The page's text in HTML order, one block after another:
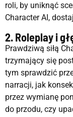
roli, by uniknąć
Character AI,
2. Roleplay i
Prawdziwą siłą
trzymający się
tym sprawdzić
narracji, jak
przez wymianę
do przodu, czy